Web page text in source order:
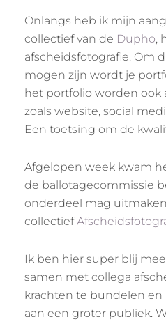
Onlangs heb ik mijn
collectief van de Dupho,
afscheidsfotografie. Om
mogen zijn wordt je
het portfolio worden ook
zoals website, social
Een toetsing om de
Afgelopen week kwam
de ballotagecommissie
onderdeel mag
collectief
Ik ben hier super blij
samen met collega
krachten te bundelen
aan een groter publiek.